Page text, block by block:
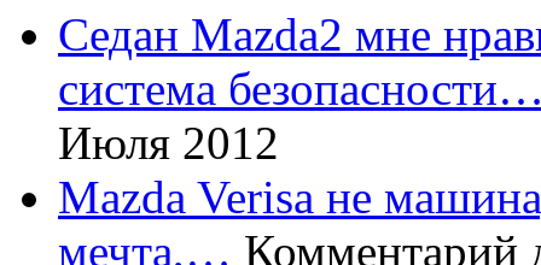
Седан Mazda2 мне
система
Июля 2012
Mazda Verisa не
мечта,… Комментарий